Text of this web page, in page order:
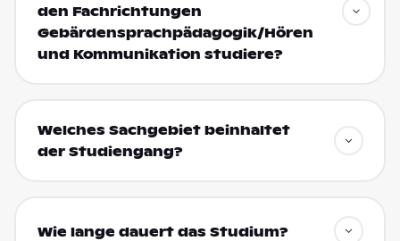
den Fachrichtungen
Gebärdensprachpädagogik/Hören
und Kommunikation studiere?
Welches Sachgebiet beinhaltet
der Studiengang?
Wie lange dauert das Studium?